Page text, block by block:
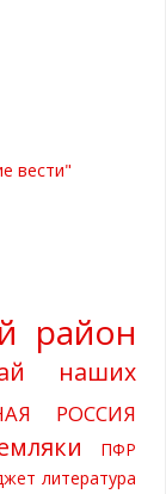
вести"
район
наших
РОССИЯ
ПФР
литература